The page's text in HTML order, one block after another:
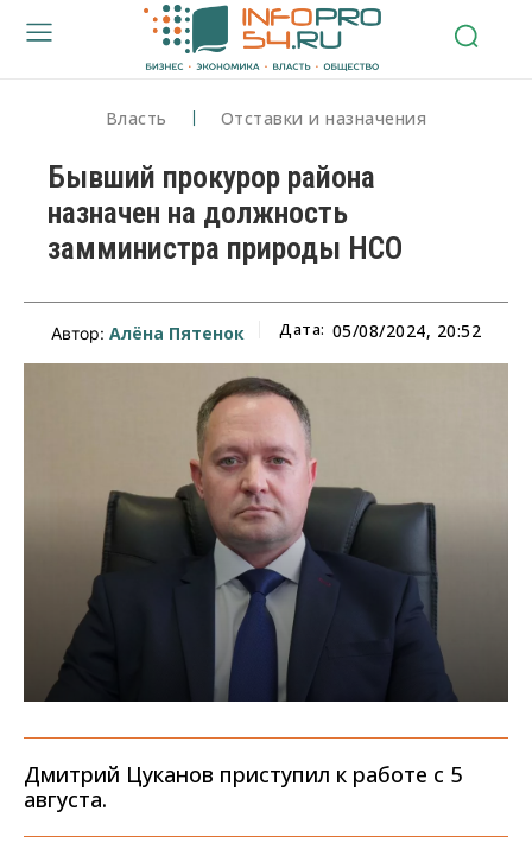
Власть Отставки и назначения
Бывший прокурор района
назначен на должность
замминистра природы НСО
Автор: Алёна Пятенок Дата: 05/08/2024, 20:52
Дмитрий Цуканов приступил к работе с 5
августа.